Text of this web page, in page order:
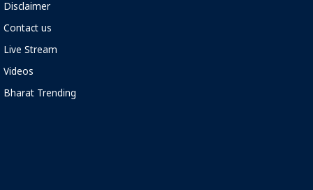
Disclaimer
Contact us
Live Stream
Videos
Bharat Trending